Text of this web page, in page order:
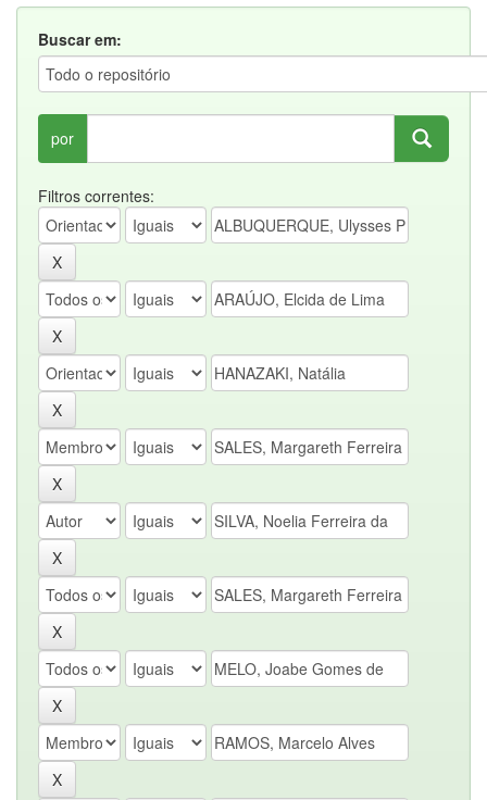
Buscar em:
por
Filtros correntes: